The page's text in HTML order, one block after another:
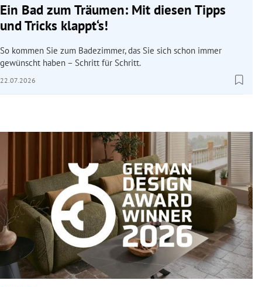
Ein Bad zum Träumen: Mit diesen Tipps
und Tricks klappt‘s!
So kommen Sie zum Badezimmer, das Sie sich schon immer
gewünscht haben – Schritt für Schritt.
22.07.2026